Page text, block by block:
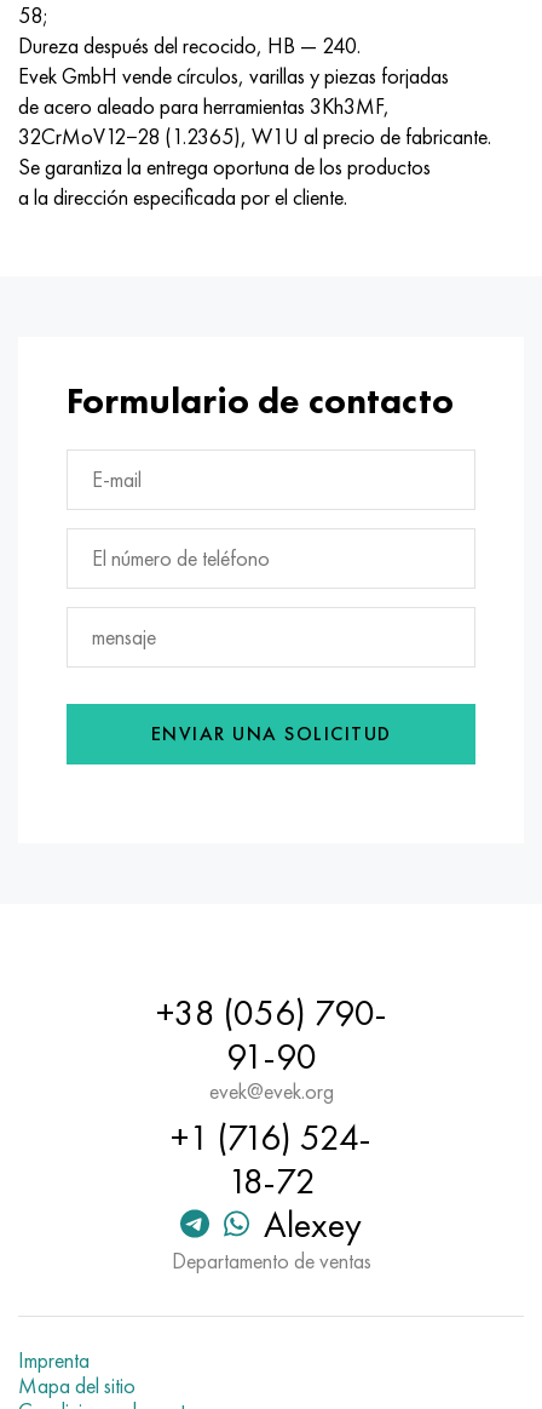
58;
Dureza después del recocido, HB — 240.
Evek GmbH vende círculos, varillas y piezas forjadas
de acero aleado para herramientas 3Kh3MF,
32CrMoV12−28 (1.2365), W1U al precio de fabricante.
Se garantiza la entrega oportuna de los productos
a la dirección especificada por el cliente.
Formulario de contacto
ENVIAR UNA SOLICITUD
+38 (056) 790-
91-90
evek@evek.org
+1 (716) 524-
18-72
Alexey
Departamento de ventas
Imprenta
Mapa del sitio
udimet 500
udimet 720